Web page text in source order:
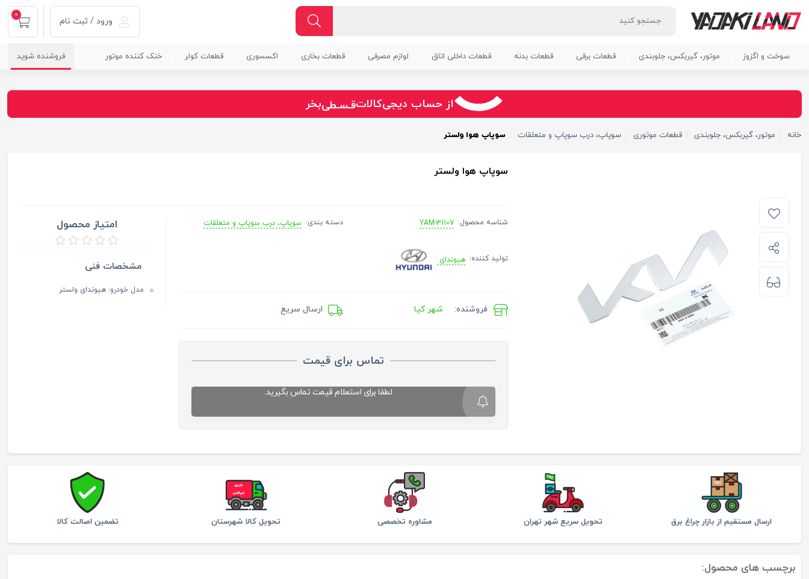
ورود / ثبت نام
0
سوخت و اگزوز موتور، گیربکس، جلوبندی قطعات برقی قطعات بدنه قطعات داخلی اتاق لوازم مصرفی قطعات بخاری اکسسوری قطعات کولر خنک کننده موتور فروشنده شوید
از حساب دیجی‌کالات
امـــــن
قـسـطیبخر
خانه موتور، گیربکس، جلوبندی قطعات موتوری سوپاپ، درب سوپاپ و متعلقات سوپاپ هوا ولستر
سوپاپ هوا ولستر
شناسه محصول: YAM-31107 دسته بندی: سوپاپ، درب سوپاپ و متعلقات
تولید کننده: هیوندای
فروشنده: شهر کیا ارسال سریع
تماس برای قیمت
لطفا برای استعلام قیمت تماس بگیرید.
امتیاز محصول
مشخصات فنی
مدل خودرو: هیوندای ولستر
ارسال مستقیم از بازار چراغ برق تحویل سریع شهر تهران مشاوره تخصصی تحویل کالا شهرستان تضمین اصالت کالا
برچسب های محصول: